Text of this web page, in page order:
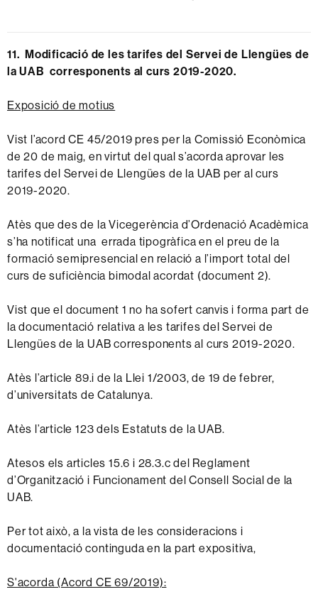
11. Modificació de les tarifes del Servei de Llengües de
la UAB corresponents al curs 2019-2020.
Exposició de motius
Vist l’acord CE 45/2019 pres per la Comissió Econòmica
de 20 de maig, en virtut del qual s’acorda aprovar les
tarifes del Servei de Llengües de la UAB per al curs
2019-2020.
Atès que des de la Vicegerència d’Ordenació Acadèmica
s’ha notificat una errada tipogràfica en el preu de la
formació semipresencial en relació a l’import total del
curs de suficiència bimodal acordat (document 2).
Vist que el document 1 no ha sofert canvis i forma part de
la documentació relativa a les tarifes del Servei de
Llengües de la UAB corresponents al curs 2019-2020.
Atès l’article 89.i de la Llei 1/2003, de 19 de febrer,
d’universitats de Catalunya.
Atès l’article 123 dels Estatuts de la UAB.
Atesos els articles 15.6 i 28.3.c del Reglament
d’Organització i Funcionament del Consell Social de la
UAB.
Per tot això, a la vista de les consideracions i
documentació continguda en la part expositiva,
S'acorda (Acord CE 69/2019):